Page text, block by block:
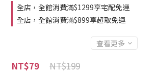
全店，全館消費滿$1299享宅配免運
全店，全館消費滿$899享超取免運
查看更多
NT$199
NT$79